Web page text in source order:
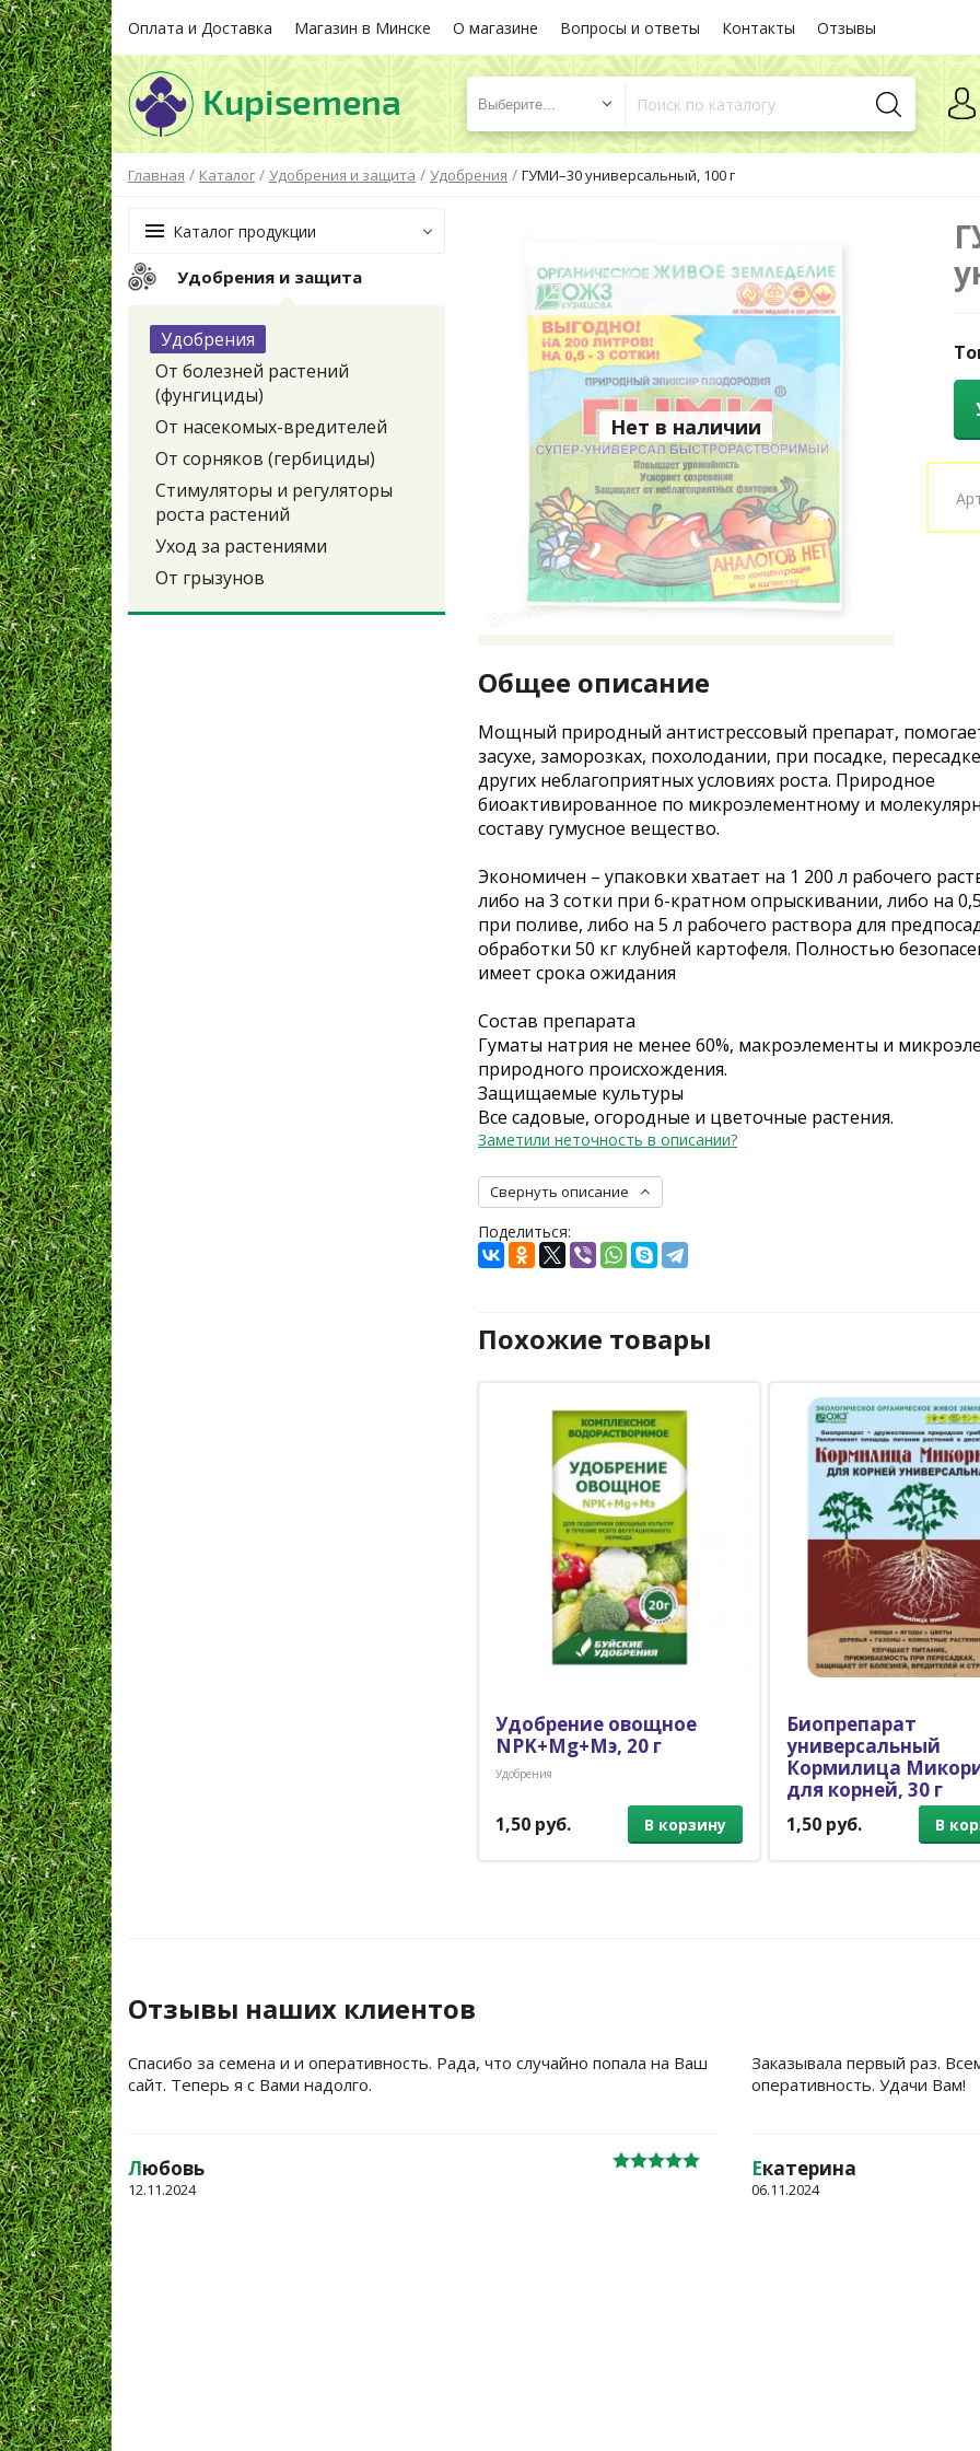
Оплата и Доставка Магазин в Минске О магазине Вопросы и ответы Контакты Отзывы
Выберите...
Главная / Каталог / Удобрения и защита / Удобрения / ГУМИ–30 универсальный, 100 г
Каталог продукции
Удобрения и защита
Удобрения
От болезней растений
(фунгициды)
От насекомых-вредителей
От сорняков (гербициды)
Стимуляторы и регуляторы
роста растений
Уход за растениями
От грызунов
Нет в наличии
Общее описание
Мощный природный антистрессовый препарат,
засухе, заморозках, похолодании, при посадке,
других неблагоприятных условиях роста. Природное
биоактивированное по микроэлементному и
составу гумусное вещество.
Экономичен – упаковки хватает на 1 200 л рабочего
либо на 3 сотки при 6-кратном опрыскивании, либо на
при поливе, либо на 5 л рабочего раствора для
обработки 50 кг клубней картофеля. Полностью
имеет срока ожидания
Состав препарата
Гуматы натрия не менее 60%, макроэлементы и
природного происхождения.
Защищаемые культуры
Все садовые, огородные и цветочные растения.
Заметили неточность в описании?
Свернуть описание
Поделиться:
Похожие товары
Удобрение овощное
NPK+Mg+Mэ, 20 г
Удобрения
1,50 руб. В корзину
Биопрепарат
универсальный
Кормилица
для корней, 30 г
Удобрения и защита
1,50 руб. В
Отзывы наших клиентов
Спасибо за семена и и оперативность. Рада, что случайно попала на Ваш
сайт. Теперь я с Вами надолго.
Любовь
12.11.2024
Заказывала первый раз.
оперативность. Удачи Вам!
Екатерина
06.11.2024